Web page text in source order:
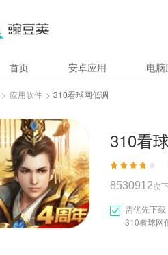
首页 安卓应用 电脑
> 应用软件 > 310看球网低调
310看
8530912次
需优先下载
310看球网